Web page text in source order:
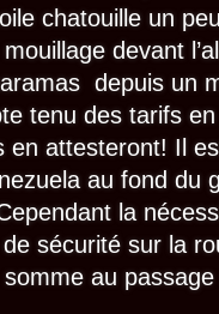
chatouille un
devant
depuis un
tenu des tarifs
en attesteront! Il
au fond du
la
sécurité sur la
au